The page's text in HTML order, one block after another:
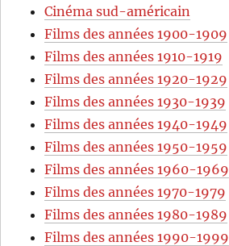
Cinéma sud-américain
Films des années 1900-1909
Films des années 1910-1919
Films des années 1920-1929
Films des années 1930-1939
Films des années 1940-1949
Films des années 1950-1959
Films des années 1960-1969
Films des années 1970-1979
Films des années 1980-1989
Films des années 1990-1999